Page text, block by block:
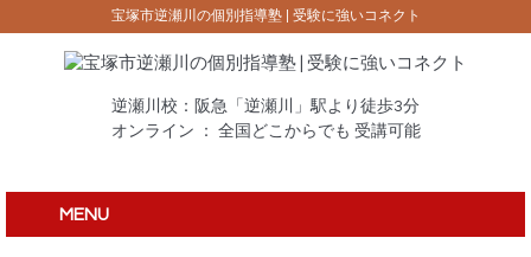
宝塚市逆瀬川の個別指導塾 | 受験に強いコネクト
逆瀬川校：阪急「逆瀬川」駅より徒歩3分
オンライン ： 全国どこからでも 受講可能
MENU